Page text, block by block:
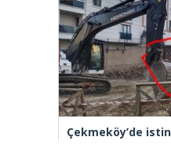
Çekmeköy’de